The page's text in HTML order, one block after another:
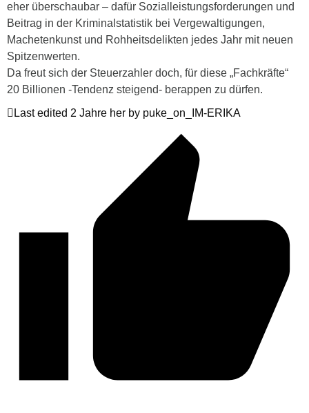
eher überschaubar – dafür Sozialleistungsforderungen und
Beitrag in der Kriminalstatistik bei Vergewaltigungen,
Machetenkunst und Rohheitsdelikten jedes Jahr mit neuen
Spitzenwerten.
Da freut sich der Steuerzahler doch, für diese „Fachkräfte“
20 Billionen -Tendenz steigend- berappen zu dürfen.
Last edited 2 Jahre her by puke_on_IM-ERIKA